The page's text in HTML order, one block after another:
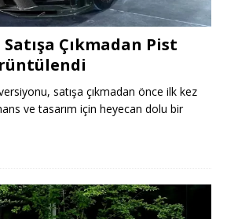
Çıkmadan Pist
satışa çıkmadan önce ilk kez
ve tasarım için heyecan dolu bir